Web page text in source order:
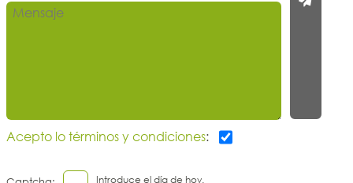
Acepto lo términos y condiciones:
Introduce el día de hoy.